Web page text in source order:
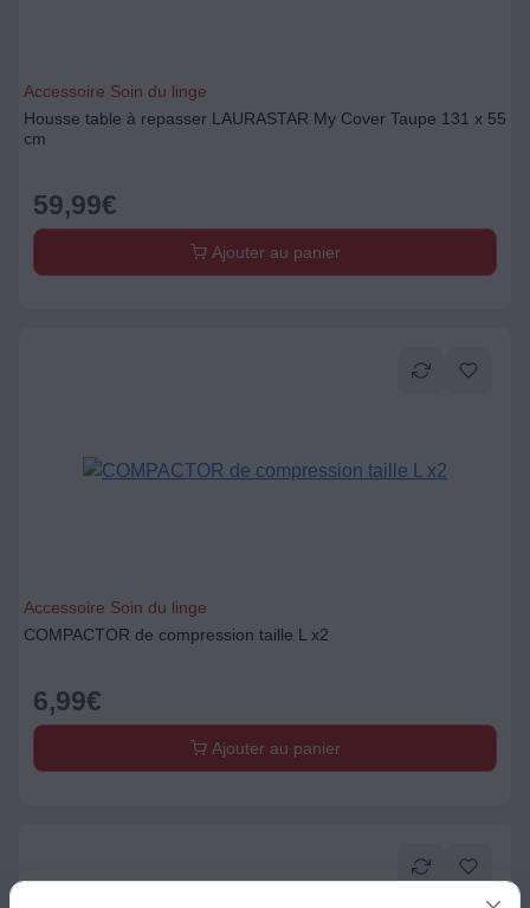
Accessoire Soin du linge
Housse table à repasser LAURASTAR My Cover Taupe 131 x 55
cm
59,99€
Ajouter au panier
Accessoire Soin du linge
COMPACTOR de compression taille L x2
6,99€
Ajouter au panier